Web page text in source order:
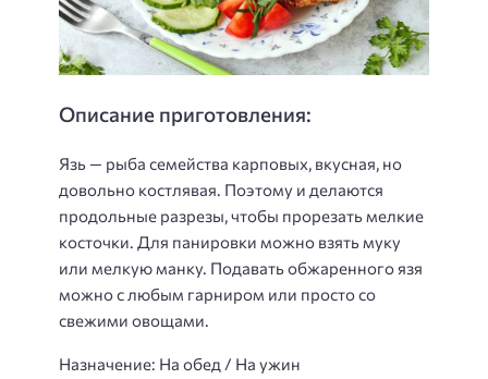
Описание приготовления:
Язь — рыба семейства карповых, вкусная, но
довольно костлявая. Поэтому и делаются
продольные разрезы, чтобы прорезать мелкие
косточки. Для панировки можно взять муку
или мелкую манку. Подавать обжаренного язя
можно с любым гарниром или просто со
свежими овощами.
Назначение: На обед / На ужин